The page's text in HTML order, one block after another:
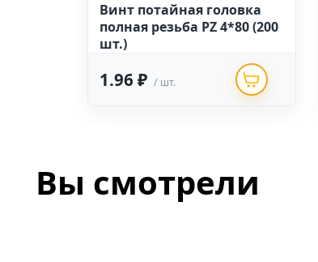
Винт потайная головка
полная резьба PZ 4*80 (200
шт.)
1.96 ₽ / шт.
Вы смотрели